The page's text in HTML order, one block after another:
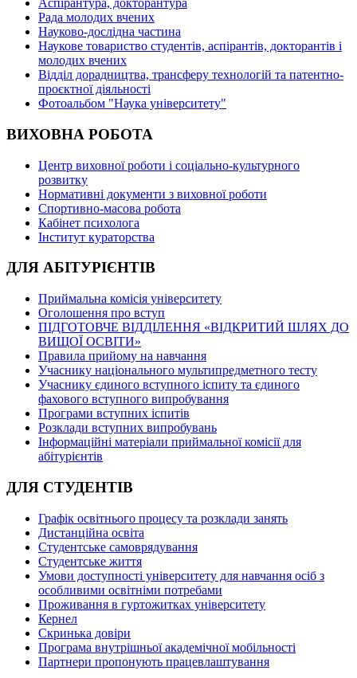
Аспірантура, докторантура
Рада молодих вчених
Науково-дослідна частина
Наукове товариство студентів, аспірантів, докторантів і
молодих вчених
Відділ дорадництва, трансферу технологій та патентно-
проєктної діяльності
Фотоальбом "Наука університету"
ВИХОВНА РОБОТА
Центр виховної роботи і соціально-культурного
розвитку
Нормативні документи з виховної роботи
Спортивно-масова робота
Кабінет психолога
Інститут кураторства
ДЛЯ АБІТУРІЄНТІВ
Приймальна комісія університету
Оголошення про вступ
ПІДГОТОВЧЕ ВІДДІЛЕННЯ «ВІДКРИТИЙ ШЛЯХ ДО
ВИЩОЇ ОСВІТИ»
Правила прийому на навчання
Учаснику національного мультипредметного тесту
Учаснику єдиного вступного іспиту та єдиного
фахового вступного випробування
Програми вступних іспитів
Розклади вступних випробувань
Інформаційні матеріали приймальної комісії для
абітурієнтів
ДЛЯ СТУДЕНТІВ
Графік освітнього процесу та розклади занять
Дистанційна освіта
Студентське самоврядування
Студентське життя
Умови доступності університету для навчання осіб з
особливими освітніми потребами
Проживання в гуртожитках університету
Кернел
Скринька довіри
Програма внутрішньої академічної мобільності
Партнери пропонують працевлаштування